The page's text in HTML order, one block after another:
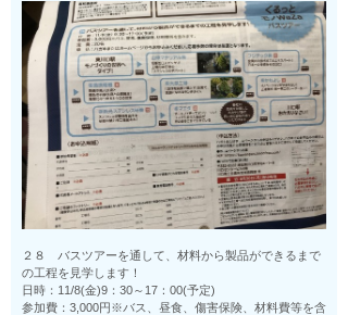
２８ バスツアーを通して、材料から製品ができるまで
の工程を見学します！
日時：11/8(金)9：30～17：00(予定)
参加費：3,000円※バス、昼食、傷害保険、材料費等を含